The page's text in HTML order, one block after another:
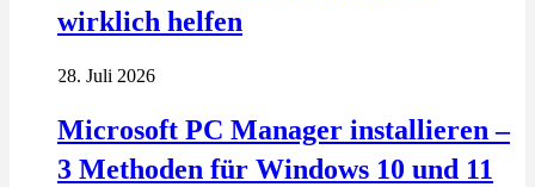
wirklich helfen
28. Juli 2026
Microsoft PC Manager installieren –
3 Methoden für Windows 10 und 11